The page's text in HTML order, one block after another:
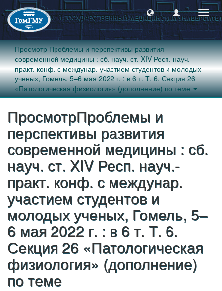
Просмотр Проблемы и перспективы развития
современной медицины : сб. науч. ст. XIV Респ. науч.-
практ. конф. с междунар. участием студентов и молодых
ученых, Гомель, 5–6 мая 2022 г. : в 6 т. Т. 6. Секция 26
«Патологическая физиология» (дополнение) по теме
ПросмотрПроблемы и
перспективы развития
современной медицины : сб.
науч. ст. XIV Респ. науч.-
практ. конф. с междунар.
участием студентов и
молодых ученых, Гомель, 5–
6 мая 2022 г. : в 6 т. Т. 6.
Секция 26 «Патологическая
физиология» (дополнение)
по теме